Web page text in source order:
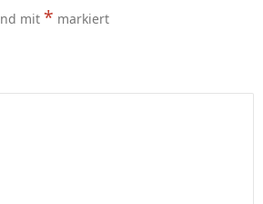
mit * markiert